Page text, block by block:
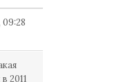
09:28
2011